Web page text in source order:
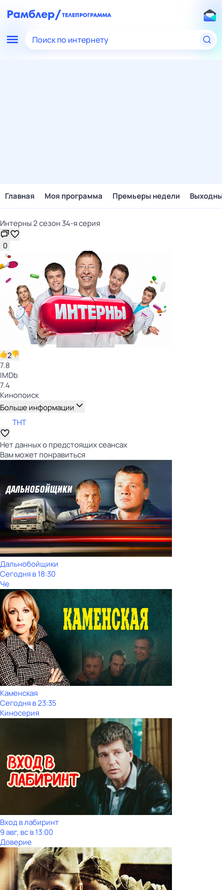
Поиск по интернету
Главная Моя программа Премьеры недели
Интерны 2 сезон 34-я серия
0
2
7.8
IMDb
7.4
Кинопоиск
Больше информации
ТНТ
Нет данных о предстоящих сеансах
Вам может понравиться
Дальнобойщики
Сегодня в 18:30
Че
Каменская
Сегодня в 23:35
Киносерия
Вход в лабиринт
9 авг, вс в 13:00
Доверие